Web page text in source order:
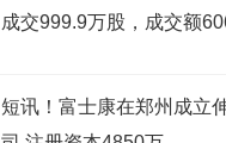
成交999.9万股，成交额
短讯！富士康在郑州成立